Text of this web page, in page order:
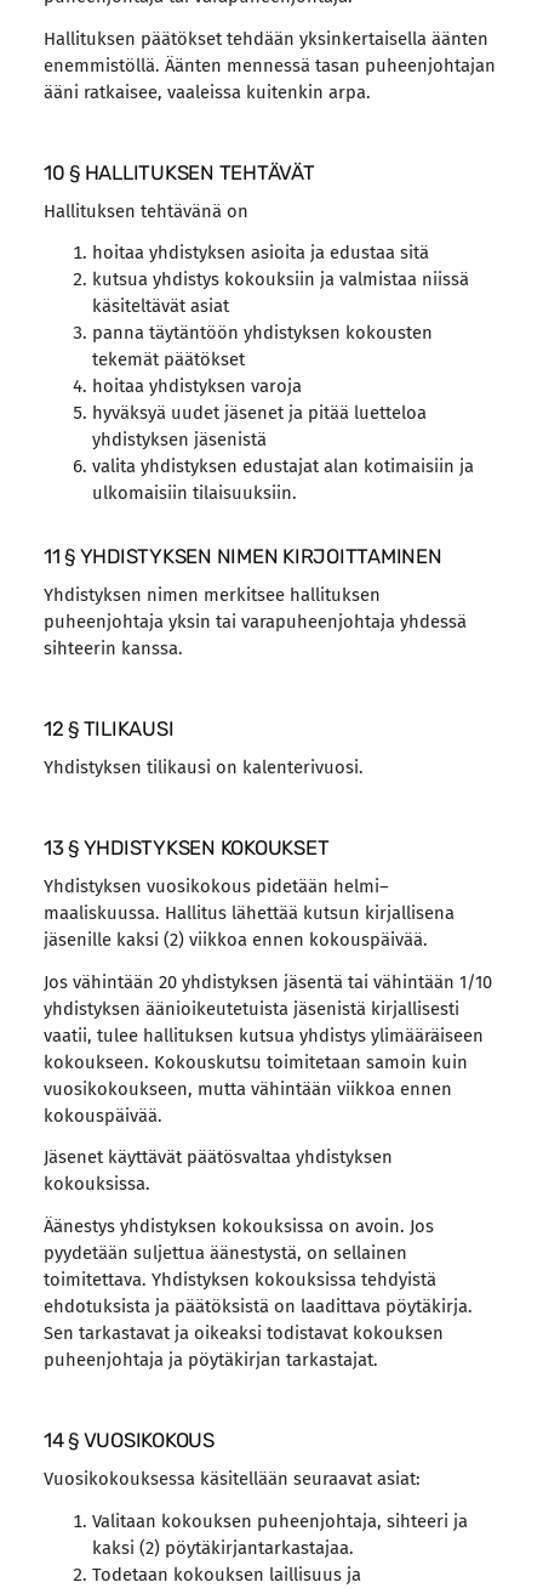
Hallituksen päätökset tehdään yksinkertaisella äänten
enemmistöllä. Äänten mennessä tasan puheenjohtajan
ääni ratkaisee, vaaleissa kuitenkin arpa.
10 § HALLITUKSEN TEHTÄVÄT
Hallituksen tehtävänä on
hoitaa yhdistyksen asioita ja edustaa sitä
kutsua yhdistys kokouksiin ja valmistaa niissä
käsiteltävät asiat
panna täytäntöön yhdistyksen kokousten
tekemät päätökset
hoitaa yhdistyksen varoja
hyväksyä uudet jäsenet ja pitää luetteloa
yhdistyksen jäsenistä
valita yhdistyksen edustajat alan kotimaisiin ja
ulkomaisiin tilaisuuksiin.
11 § YHDISTYKSEN NIMEN KIRJOITTAMINEN
Yhdistyksen nimen merkitsee hallituksen
puheenjohtaja yksin tai varapuheenjohtaja yhdessä
sihteerin kanssa.
12 § TILIKAUSI
Yhdistyksen tilikausi on kalenterivuosi.
13 § YHDISTYKSEN KOKOUKSET
Yhdistyksen vuosikokous pidetään helmi–
maaliskuussa. Hallitus lähettää kutsun kirjallisena
jäsenille kaksi (2) viikkoa ennen kokouspäivää.
Jos vähintään 20 yhdistyksen jäsentä tai vähintään 1/10
yhdistyksen äänioikeutetuista jäsenistä kirjallisesti
vaatii, tulee hallituksen kutsua yhdistys ylimääräiseen
kokoukseen. Kokouskutsu toimitetaan samoin kuin
vuosikokoukseen, mutta vähintään viikkoa ennen
kokouspäivää.
Jäsenet käyttävät päätösvaltaa yhdistyksen
kokouksissa.
Äänestys yhdistyksen kokouksissa on avoin. Jos
pyydetään suljettua äänestystä, on sellainen
toimitettava. Yhdistyksen kokouksissa tehdyistä
ehdotuksista ja päätöksistä on laadittava pöytäkirja.
Sen tarkastavat ja oikeaksi todistavat kokouksen
puheenjohtaja ja pöytäkirjan tarkastajat.
14 § VUOSIKOKOUS
Vuosikokouksessa käsitellään seuraavat asiat:
Valitaan kokouksen puheenjohtaja, sihteeri ja
kaksi (2) pöytäkirjantarkastajaa.
Todetaan kokouksen laillisuus ja